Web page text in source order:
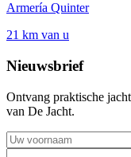
Armería Quinter
21 km van u
Nieuwsbrief
Ontvang praktische
van De Jacht.